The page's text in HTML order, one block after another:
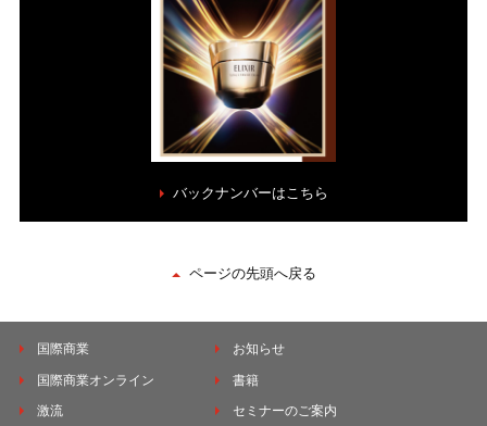
バックナンバーはこちら
ページの先頭へ戻る
国際商業
国際商業オンライン
激流
お知らせ
書籍
セミナーのご案内